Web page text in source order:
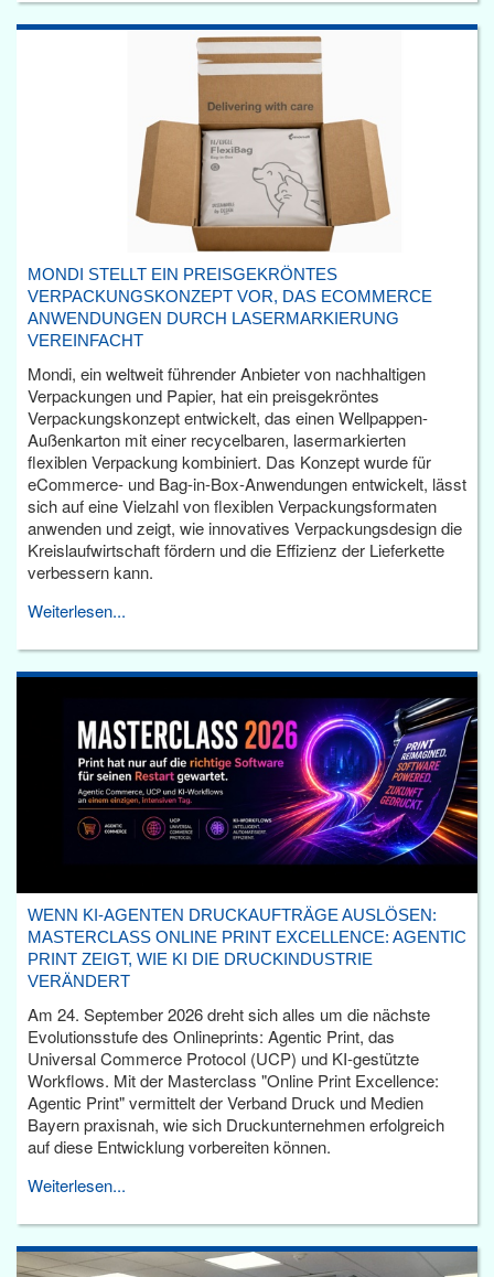
MONDI STELLT EIN PREISGEKRÖNTES
VERPACKUNGSKONZEPT VOR, DAS ECOMMERCE
ANWENDUNGEN DURCH LASERMARKIERUNG
VEREINFACHT
Mondi, ein weltweit führender Anbieter von nachhaltigen
Verpackungen und Papier, hat ein preisgekröntes
Verpackungskonzept entwickelt, das einen Wellpappen-
Außenkarton mit einer recycelbaren, lasermarkierten
flexiblen Verpackung kombiniert. Das Konzept wurde für
eCommerce- und Bag-in-Box-Anwendungen entwickelt, lässt
sich auf eine Vielzahl von flexiblen Verpackungsformaten
anwenden und zeigt, wie innovatives Verpackungsdesign die
Kreislaufwirtschaft fördern und die Effizienz der Lieferkette
verbessern kann.
Weiterlesen...
WENN KI-AGENTEN DRUCKAUFTRÄGE AUSLÖSEN:
MASTERCLASS ONLINE PRINT EXCELLENCE: AGENTIC
PRINT ZEIGT, WIE KI DIE DRUCKINDUSTRIE
VERÄNDERT
Am 24. September 2026 dreht sich alles um die nächste
Evolutionsstufe des Onlineprints: Agentic Print, das
Universal Commerce Protocol (UCP) und KI-gestützte
Workflows. Mit der Masterclass "Online Print Excellence:
Agentic Print" vermittelt der Verband Druck und Medien
Bayern praxisnah, wie sich Druckunternehmen erfolgreich
auf diese Entwicklung vorbereiten können.
Weiterlesen...